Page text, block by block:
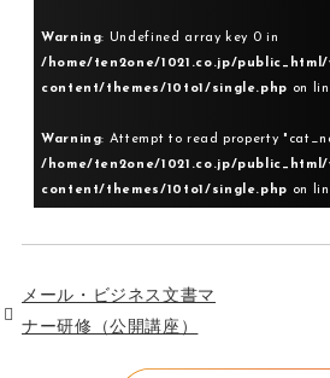
Warning: Undefined array key 0 in
/home/ten2one/1021.co.jp/public_html/
content/themes/10to1/single.php on
Warning: Attempt to read property
/home/ten2one/1021.co.jp/public_html/
content/themes/10to1/single.php on
メール・ビジネス文書マ
ナー研修（公開講座）